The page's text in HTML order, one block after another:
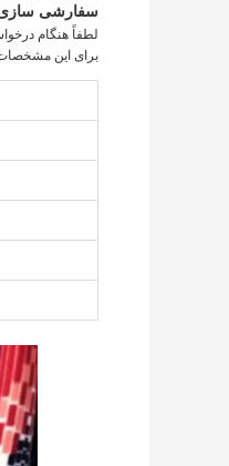
سفارشی
لطفاً هنگام
برای این مشخصات